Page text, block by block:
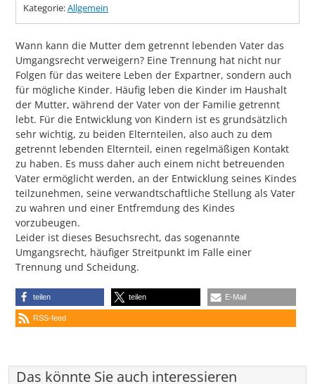
Kategorie:Allgemein
Wann kann die Mutter dem getrennt lebenden Vater das
Umgangsrecht verweigern? Eine Trennung hat nicht nur
Folgen für das weitere Leben der Expartner, sondern auch
für mögliche Kinder. Häufig leben die Kinder im Haushalt
der Mutter, während der Vater von der Familie getrennt
lebt. Für die Entwicklung von Kindern ist es grundsätzlich
sehr wichtig, zu beiden Elternteilen, also auch zu dem
getrennt lebenden Elternteil, einen regelmäßigen Kontakt
zu haben. Es muss daher auch einem nicht betreuenden
Vater ermöglicht werden, an der Entwicklung seines Kindes
teilzunehmen, seine verwandtschaftliche Stellung als Vater
zu wahren und einer Entfremdung des Kindes
vorzubeugen.
Leider ist dieses Besuchsrecht, das sogenannte
Umgangsrecht, häufiger Streitpunkt im Falle einer
Trennung und Scheidung.
teilen teilen E-Mail
RSS-feed
Das könnte Sie auch interessieren